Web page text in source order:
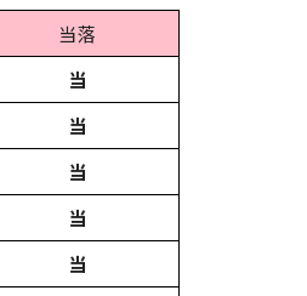
当落
当
当
当
当
当